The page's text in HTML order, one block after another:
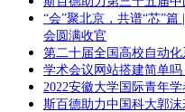
“会”聚北京，共谱“芯”
会圆满收官
第二十届全国高校自动
学术会议网站搭建简单
2022安徽大学国际青年
斯百德助力中国科大郭